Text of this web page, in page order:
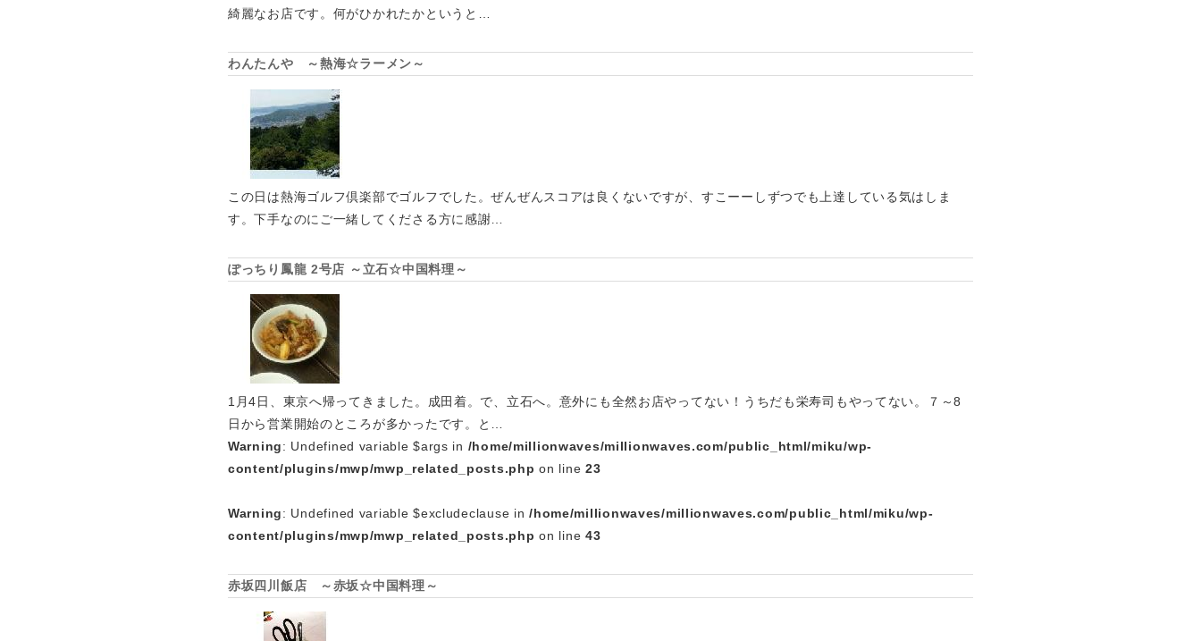
綺麗なお店です。何がひかれたかというと…
わんたんや ～熱海☆ラーメン～
この日は熱海ゴルフ倶楽部でゴルフでした。ぜんぜんスコアは良くないですが、すこーーしずつでも上達している気はしま
す。下手なのにご一緒してくださる方に感謝…
ぽっちり鳳龍 2号店 ～立石☆中国料理～
1月4日、東京へ帰ってきました。成田着。で、立石へ。意外にも全然お店やってない！うちだも栄寿司もやってない。７～8
日から営業開始のところが多かったです。と…
Warning: Undefined variable $args in /home/millionwaves/millionwaves.com/public_html/miku/wp-
content/plugins/mwp/mwp_related_posts.php on line23
Warning: Undefined variable $excludeclause in/home/millionwaves/millionwaves.com/public_html/miku/wp-
content/plugins/mwp/mwp_related_posts.php on line43
赤坂四川飯店 ～赤坂☆中国料理～